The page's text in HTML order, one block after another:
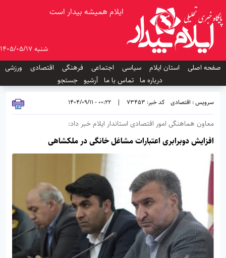
ایلام همیشه بیدار است
شنبه 1405/05/17
صفحه اصلی
استان ایلام سیاسی اجتماعی فرهنگی اقتصادی
ورزشی
درباره ما تماس با ما آرشیو جستجو
سرویس : اقتصادی کد خبر: 73453 |
00:22 - 1404/09/11
معاون هماهنگی امور اقتصادی استاندار ایلام خبر داد:
افزایش دوبرابری اعتبارات مشاغل خانگی در ملکشاهی